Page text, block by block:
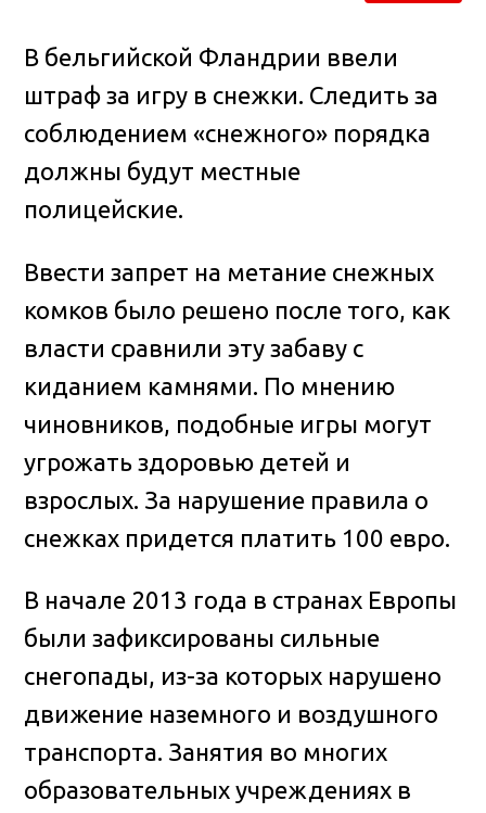
В бельгийской Фландрии ввели
штраф за игру в снежки. Следить за
соблюдением «снежного» порядка
должны будут местные
полицейские.
Ввести запрет на метание снежных
комков было решено после того, как
власти сравнили эту забаву с
киданием камнями. По мнению
чиновников, подобные игры могут
угрожать здоровью детей и
взрослых. За нарушение правила о
снежках придется платить 100 евро.
В начале 2013 года в странах Европы
были зафиксированы сильные
снегопады, из-за которых нарушено
движение наземного и воздушного
транспорта. Занятия во многих
образовательных учреждениях в